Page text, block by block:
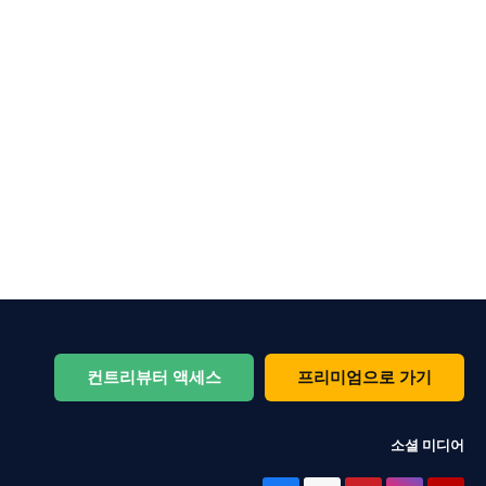
컨트리뷰터 액세스 프리미엄으로 가기
소셜 미디어